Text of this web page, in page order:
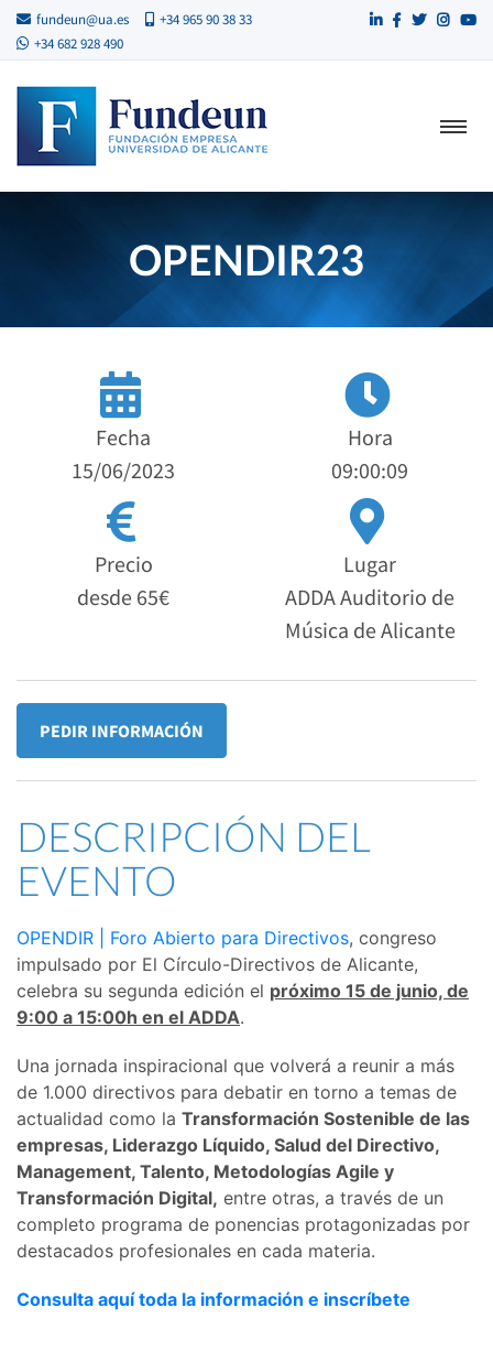
fundeun@ua.es
+34 965 90 38 33
+34 682 928 490
OPENDIR23
Fecha
15/06/2023
Hora
09:00:09
Precio
desde 65€
Lugar
ADDA Auditorio de
Música de Alicante
PEDIR INFORMACIÓN
DESCRIPCIÓN DEL
EVENTO
OPENDIR | Foro Abierto para Directivos, congreso
impulsado por El Círculo-Directivos de Alicante,
celebra su segunda edición el próximo 15 de junio, de
9:00 a 15:00h en el ADDA.
Una jornada inspiracional que volverá a reunir a más
de 1.000 directivos para debatir en torno a temas de
actualidad como la Transformación Sostenible de las
empresas, Liderazgo Líquido, Salud del Directivo,
Management, Talento, Metodologías Agile y
Transformación Digital, entre otras, a través de un
completo programa de ponencias protagonizadas por
destacados profesionales en cada materia.
Consulta aquí toda la información e inscríbete